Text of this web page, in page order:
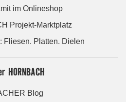
im Onlineshop
Projekt-Marktplatz
Fliesen. Platten. Dielen
HORNBACH
Blog